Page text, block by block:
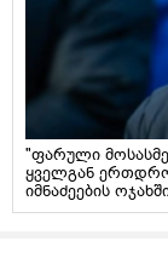
"ფარული
ყველგან
იმნაძეების